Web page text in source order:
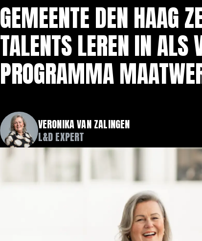
GEMEENTEDENHAAG
TALENTSLERENINALS
PROGRAMMA
VERONIKA VAN ZALINGEN
L&D EXPERT